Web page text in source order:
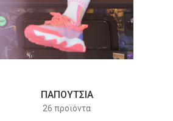
ΠΑΠΟΎΤΣΙΑ
26 προϊόντα